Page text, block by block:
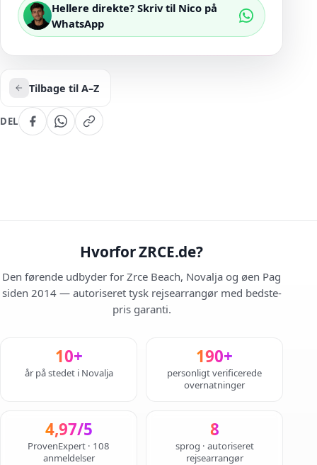
Hellere direkte? Skriv til Nico på
WhatsApp
Tilbage til A–Z
DEL
Hvorfor ZRCE.de?
Den førende udbyder for Zrce Beach, Novalja og øen Pag
siden 2014 — autoriseret tysk rejsearrangør med bedste-
pris garanti.
10+
år på stedet i Novalja
190+
personligt verificerede
overnatninger
4,97/5
ProvenExpert · 108
anmeldelser
8
sprog · autoriseret
rejsearrangør